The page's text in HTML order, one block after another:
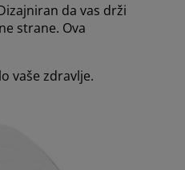
da vas drži
strane. Ova
vaše zdravlje.